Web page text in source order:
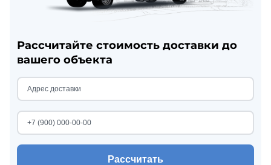
Рассчитайте стоимость доставки до
вашего объекта
Рассчитать